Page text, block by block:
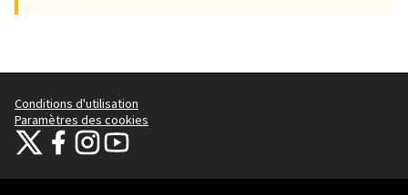
Conditions d'utilisation
Paramètres des cookies
Thionville sur X
Thionville sur Facebook
Thionville sur Instagram
Thionville sur YouTube